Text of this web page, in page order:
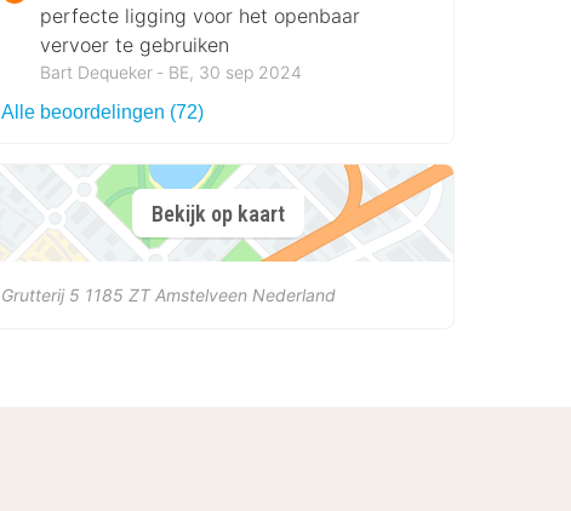
perfecte ligging voor het openbaar
vervoer te gebruiken
Bart Dequeker ‐ BE, 30 sep 2024
Alle beoordelingen (72)
Bekijk op kaart
Grutterij 5 1185 ZT Amstelveen Nederland